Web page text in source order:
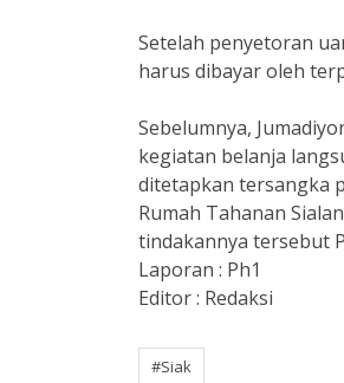
Setelah penyetoran
harus dibayar oleh
Sebelumnya,
kegiatan belanja
ditetapkan tersangka
Rumah Tahanan
tindakannya tersebut
Laporan : Ph1
Editor : Redaksi
#Siak